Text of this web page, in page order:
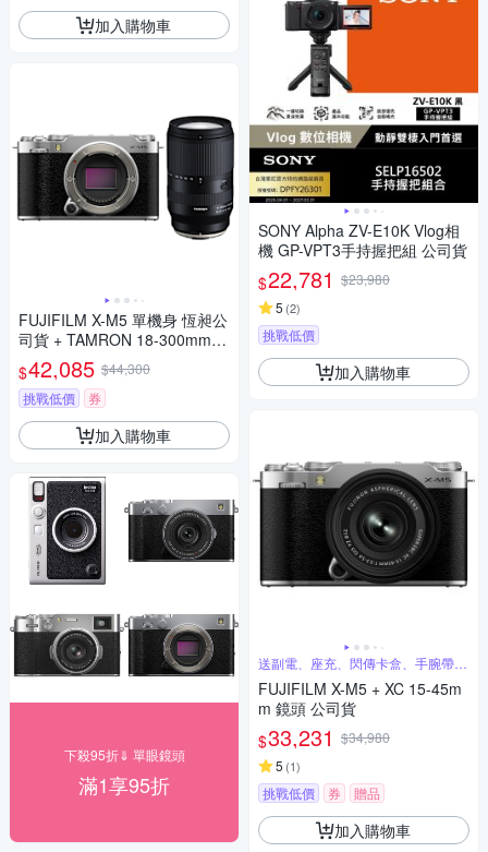
加入購物車
FUJIFILM X-M5 單機身 恆昶公
司貨 + TAMRON 18-300mm F
3.5-6.3 鏡頭 公司貨
$42,085 $44,300
挑戰低價
券
加入購物車
下殺95折⇓ 單眼鏡頭
滿1享95折
SONY Alpha ZV-E10K Vlog相
機 GP-VPT3手持握把組 公司貨
$22,781 $23,980
5 (2)
挑戰低價
加入購物車
送副電、座充、閃傳卡盒、手腕帶、
蔡司噴霧
FUJIFILM X-M5 + XC 15-45m
m 鏡頭 公司貨
$33,231 $34,980
5 (1)
挑戰低價 券 贈品
加入購物車